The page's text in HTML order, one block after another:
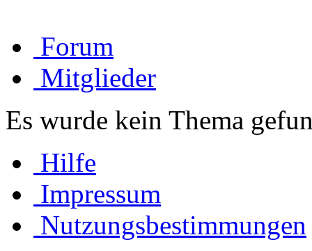
Forum
Mitglieder
Es wurde kein Thema
Hilfe
Impressum
Nutzungsbestimmungen